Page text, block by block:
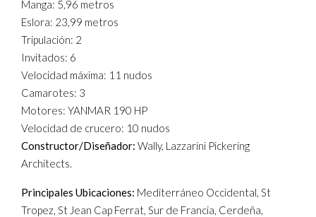
Manga: 5,96 metros
Eslora: 23,99 metros
Tripulación: 2
Invitados: 6
Velocidad máxima: 11 nudos
Camarotes: 3
Motores: YANMAR 190 HP
Velocidad de crucero: 10 nudos
Constructor/Diseñador: Wally, Lazzarini Pickering
Architects.
Principales Ubicaciones: Mediterráneo Occidental, St
Tropez, St Jean Cap Ferrat, Sur de Francia, Cerdeña,